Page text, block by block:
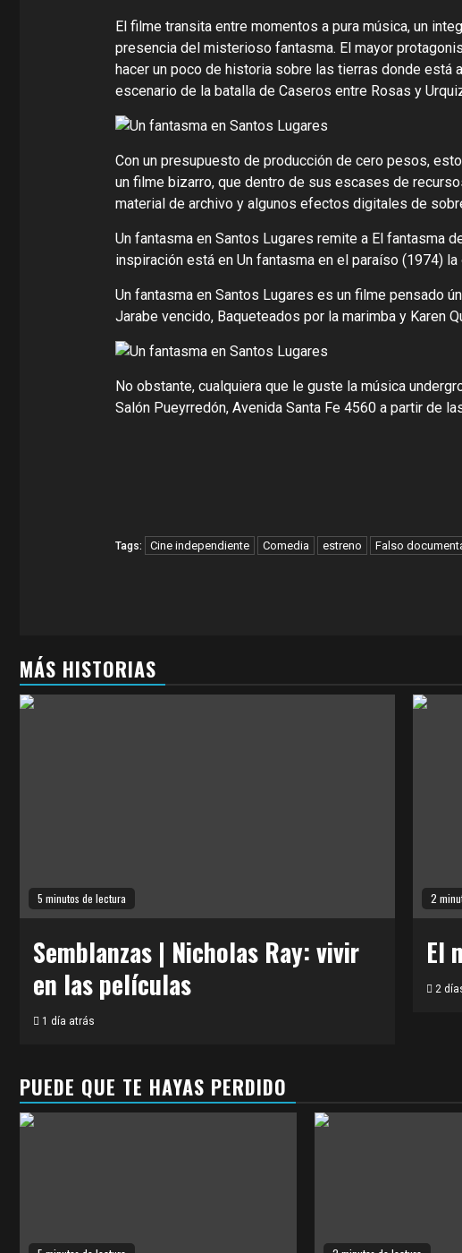
El filme transita entre momentos a pura música, un
presencia del misterioso fantasma. El mayor
hacer un poco de historia sobre las tierras donde está
escenario de la batalla de Caseros entre Rosas y
Con un presupuesto de producción de cero pesos,
un filme bizarro, que dentro de sus escases de
material de archivo y algunos efectos digitales de
Un fantasma en Santos Lugares remite a El fantasma
inspiración está en Un fantasma en el paraíso (1974)
Un fantasma en Santos Lugares es un filme pensado
Jarabe vencido, Baqueteados por la marimba y Karen
No obstante, cualquiera que le guste la música
Salón Pueyrredón, Avenida Santa Fe 4560 a partir de
Tags: Cine independiente Comedia estreno Falso
MÁS HISTORIAS
5 minutos de lectura
Semblanzas | Nicholas Ray: vivir
en las películas
1 día atrás
2
El
2
PUEDE QUE TE HAYAS PERDIDO